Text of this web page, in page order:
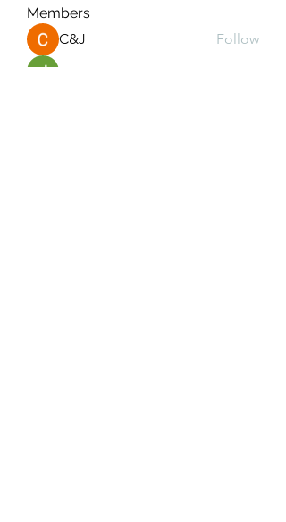
Members
C&J
Follow